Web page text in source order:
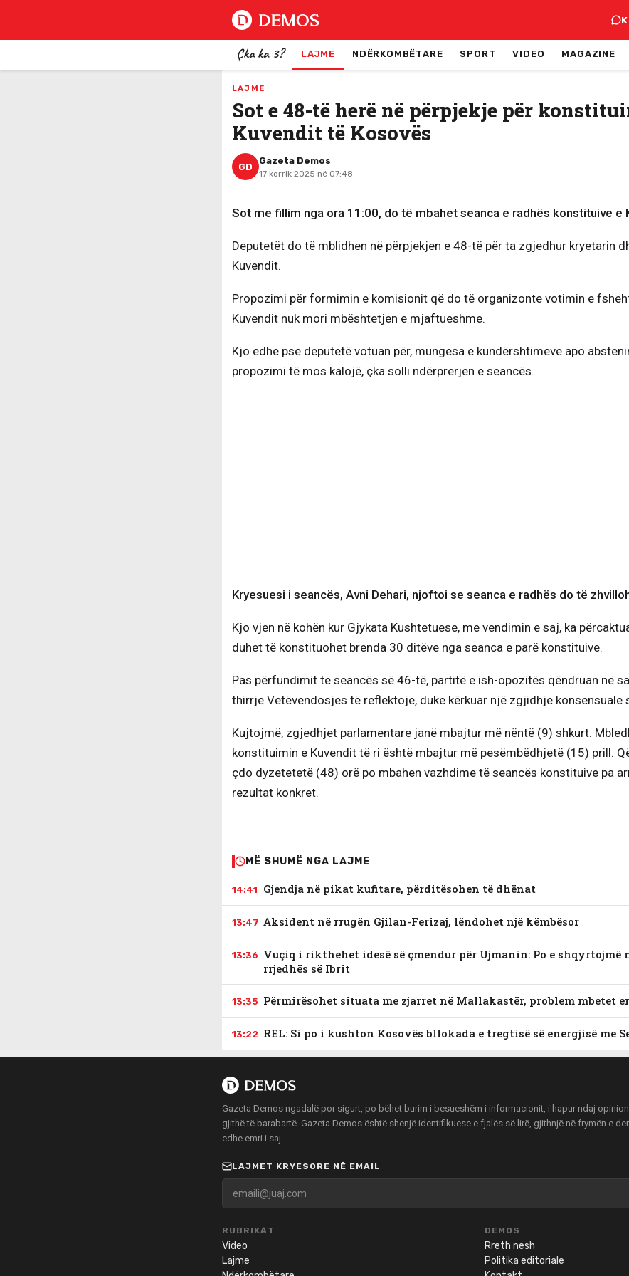
Çka ka 3? LAJME NDËRKOMBËTARE SPORT VIDEO MAGAZINE
LAJME
Sot e 48-të herë në përpjekje për
Kuvendit të Kosovës
GD
Gazeta Demos
17 korrik 2025 në 07:48
Sot me fillim nga ora 11:00, do të mbahet seanca e radhës konstituive e
Deputetët do të mblidhen në përpjekjen e 48-të për ta zgjedhur kryetarin
Kuvendit.
Propozimi për formimin e komisionit që do të organizonte votimin e
Kuvendit nuk mori mbështetjen e mjaftueshme.
Kjo edhe pse deputetë votuan për, mungesa e kundërshtimeve apo
propozimi të mos kalojë, çka solli ndërprerjen e seancës.
Kryesuesi i seancës, Avni Dehari, njoftoi se seanca e radhës do të
Kjo vjen në kohën kur Gjykata Kushtetuese, me vendimin e saj, ka
duhet të konstituohet brenda 30 ditëve nga seanca e parë konstituive.
Pas përfundimit të seancës së 46-të, partitë e ish-opozitës qëndruan në
thirrje Vetëvendosjes të reflektojë, duke kërkuar një zgjidhje konsensuale
Kujtojmë, zgjedhjet parlamentare janë mbajtur më nëntë (9) shkurt.
konstituimin e Kuvendit të ri është mbajtur më pesëmbëdhjetë (15) prill.
çdo dyzetetetë (48) orë po mbahen vazhdime të seancës konstituive pa
rezultat konkret.
MË SHUMË NGA LAJME
14:41 Gjendja në pikat kufitare, përditësohen të dhënat
13:47 Aksident në rrugën Gjilan-Ferizaj, lëndohet një këmbësor
13:36 Vuçiq i rikthehet idesë së çmendur për Ujmanin: Po e
rrjedhës së Ibrit
13:35 Përmirësohet situata me zjarret në Mallakastër, problem mbetet
13:22 REL: Si po i kushton Kosovës bllokada e tregtisë së energjisë me
Gazeta Demos ngadalë por sigurt, po bëhet burim i besueshëm i informacionit, i hapur ndaj
gjithë të barabartë. Gazeta Demos është shenjë identifikuese e fjalës së lirë, gjithnjë në frymën e
edhe emri i saj.
LAJMET KRYESORE NË EMAIL
RUBRIKAT
Video
Lajme
DEMOS
Rreth nesh
Politika editoriale